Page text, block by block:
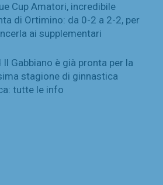
Cup Amatori, incredibile
di Ortimino: da 0-2 a 2-2, per
ai supplementari
Il Gabbiano è già pronta per la
stagione di ginnastica
tutte le info